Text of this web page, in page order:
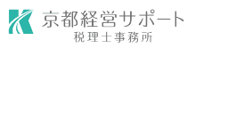
内
容